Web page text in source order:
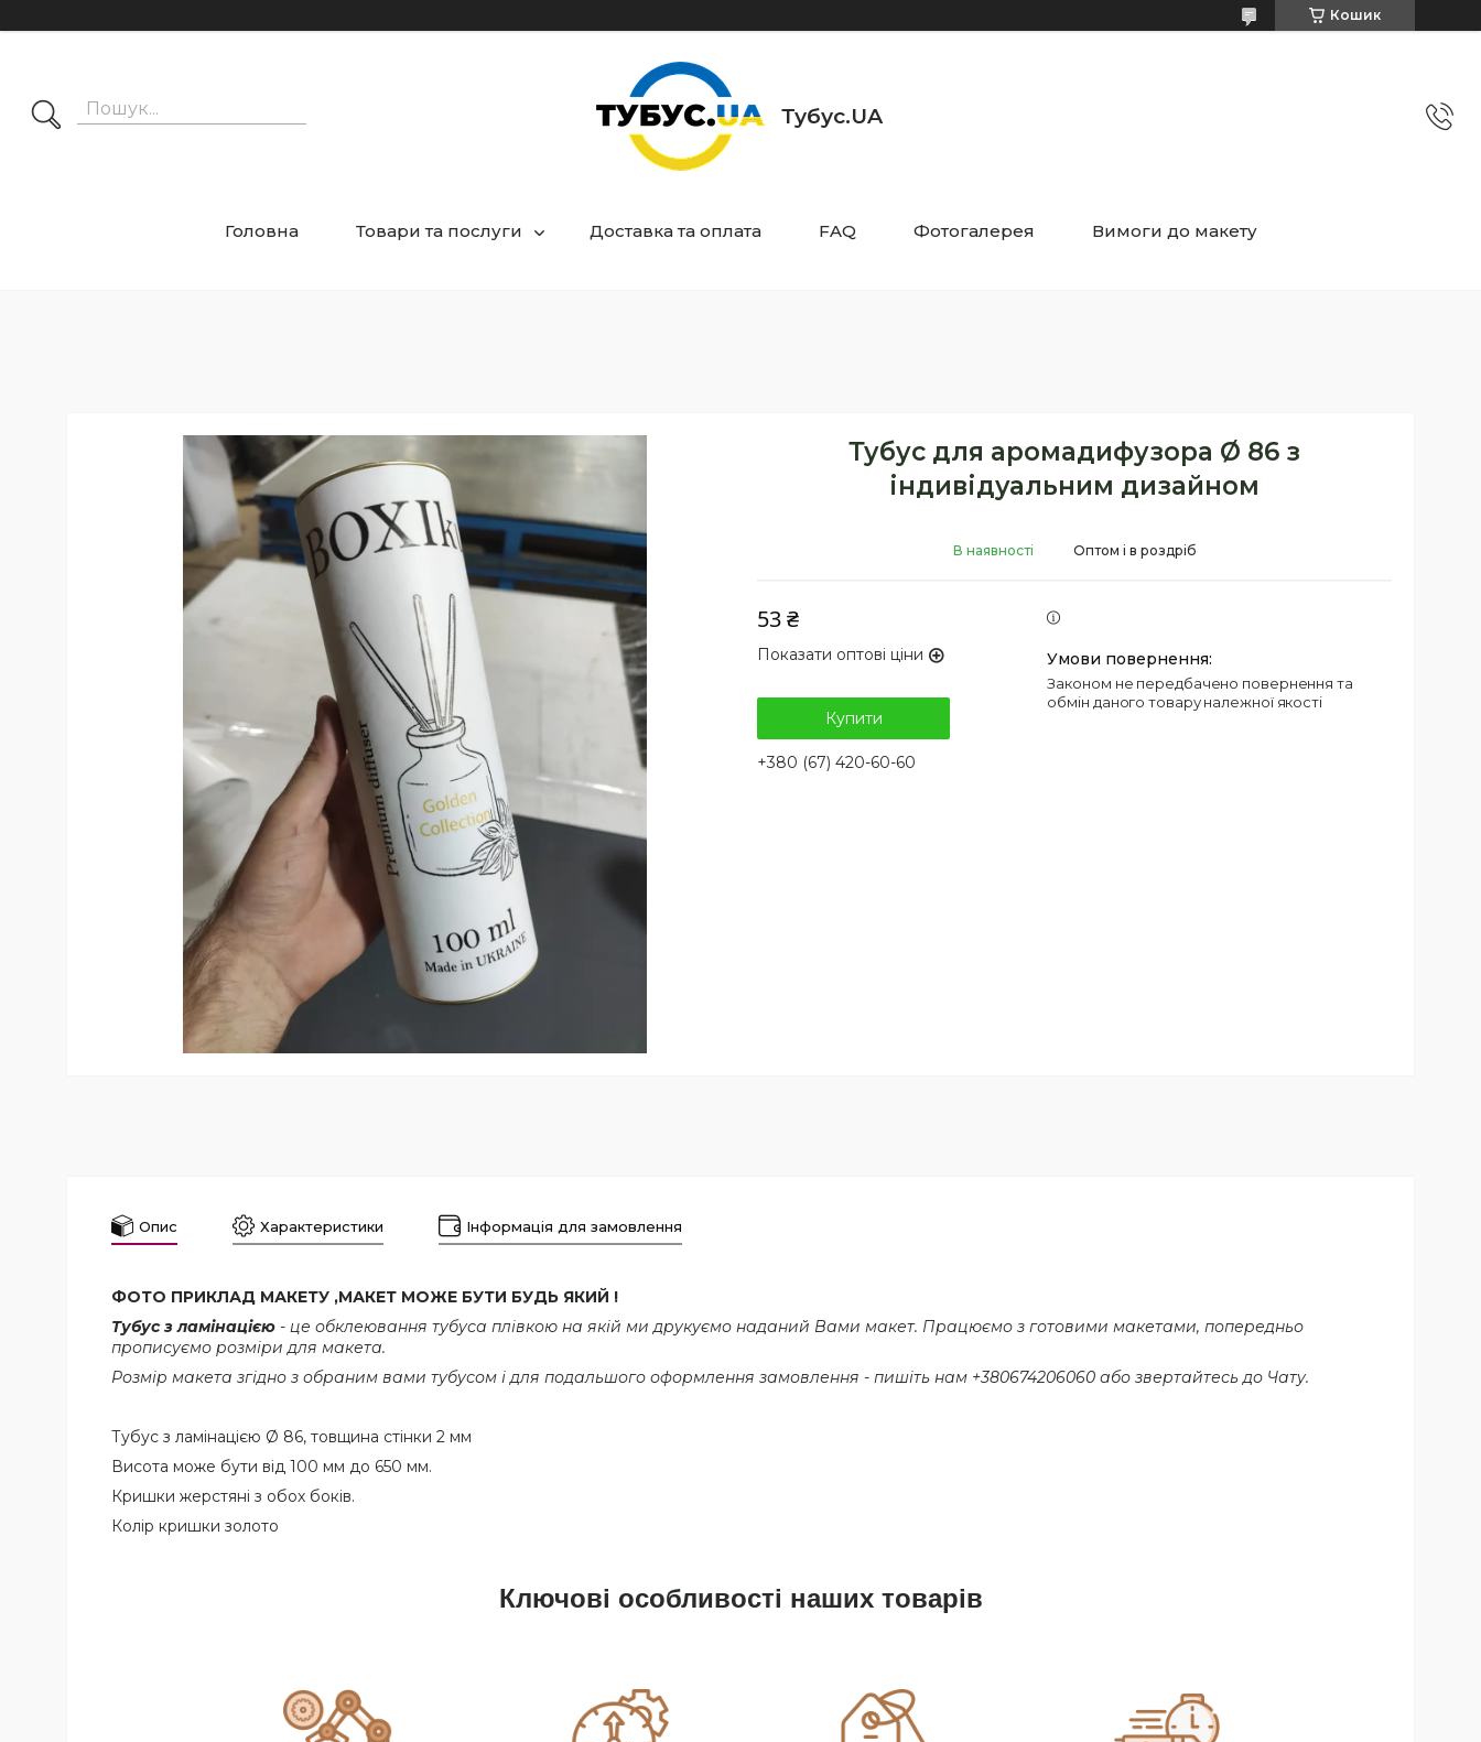
Кошик
Тубус.UA
Головна Товари та послуги Доставка та оплата FAQ Фотогалерея Вимоги до макету
Тубус для аромадифузора Ø 86 з
індивідуальним дизайном
В наявності Оптом і в роздріб
53 ₴
Показати оптові ціни
Купити
+380 (67) 420-60-60
Законом не передбачено повернення та
обмін даного товару належної якості
Опис Характеристики Інформація для замовлення
ФОТО ПРИКЛАД МАКЕТУ ,МАКЕТ МОЖЕ БУТИ БУДЬ ЯКИЙ !
Тубус з ламінацією - це обклеювання тубуса плівкою на якій ми друкуємо наданий Вами макет. Працюємо з готовими макетами, попередньо
прописуємо розміри для макета.
Розмір макета згідно з обраним вами тубусом і для подальшого оформлення замовлення - пишіть нам +380674206060 або звертайтесь до Чату.
Тубус з ламінацією Ø 86, товщина стінки 2 мм
Висота може бути від 100 мм до 650 мм.
Кришки жерстяні з обох боків.
Колір кришки золото
Ключові особливості наших товарів